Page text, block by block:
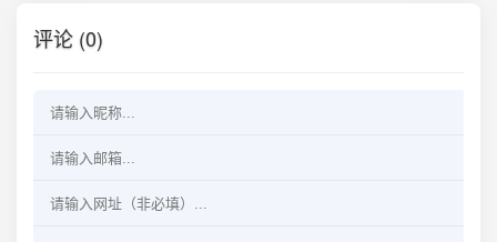
评论 (0)